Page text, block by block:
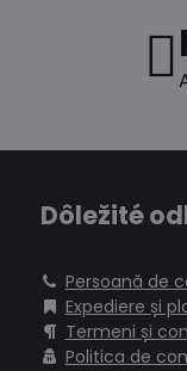
Dôležité
Persoană de
Expediere și
Termeni și
Politica de